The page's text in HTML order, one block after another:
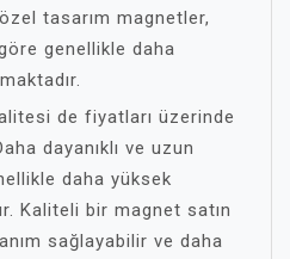
tasarım magnetler,
genellikle daha
de fiyatları üzerinde
dayanıklı ve uzun
daha yüksek
Kaliteli bir magnet satın
sağlayabilir ve daha